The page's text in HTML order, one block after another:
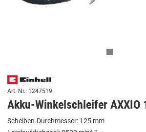
Art. Nr.: 1247519
Akku-Winkelschleifer AXXIO
Scheiben-Durchmesser: 125 mm